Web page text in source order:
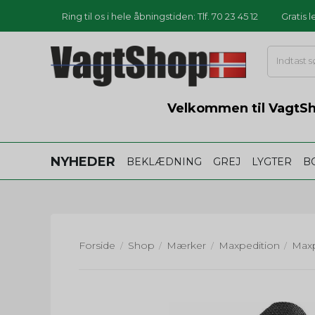
Ring til os i hele åbningstiden: Tlf. 70 23 45 12 Gratis
Velkommen til
NYHEDER BEKLÆDNING GREJ LYGTER
Forside / Shop / Mærker / Maxpedition /